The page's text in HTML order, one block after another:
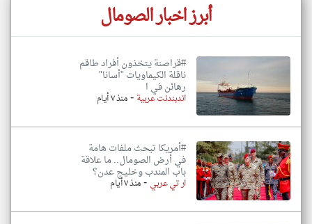
أبرز اخبار الصومال
#قراصنة يتخذون أفراد طاقم
ناقلة الكيماويات "أسانا"
رهائن في ا
اندبندنت عربية -منذ ٧ أيام
#أمريكا تبحث ملفات هامة
في أرض الصومال.. ما علاقة
باب المندب وخليج عدن؟
ار تي عربي-منذ ٧ أيام